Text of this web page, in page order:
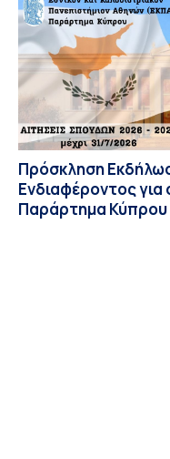
Πρόσκληση
Ενδιαφέροντος
Παράρτημα Κύπρου